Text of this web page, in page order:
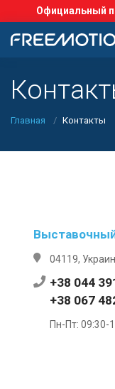
Официальный
Главная Контакты
04119,
+38 044
+38 067
Пн-Пт: 09:30-